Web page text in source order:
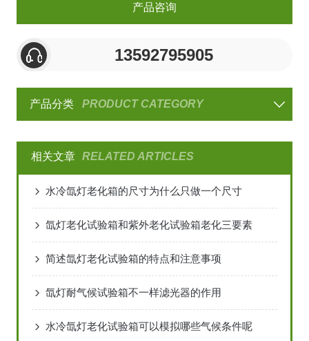
产品咨询
13592795905
产品分类 PRODUCT CATEGORY
相关文章 RELATED ARTICLES
水冷氙灯老化箱的尺寸为什么只做一个尺寸
氙灯老化试验箱和紫外老化试验箱老化三要素
简述氙灯老化试验箱的特点和注意事项
氙灯耐气候试验箱不一样滤光器的作用
水冷氙灯老化试验箱可以模拟哪些气候条件呢